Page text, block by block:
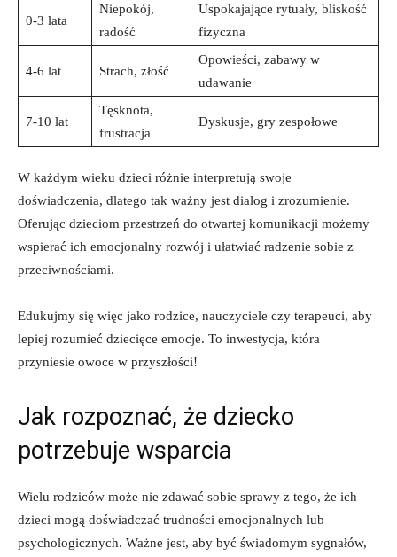
0-3 lata
Niepokój,
radość
Uspokajające rytuały, bliskość
fizyczna
4-6 lat Strach, złość
Opowieści, zabawy w
udawanie
7-10 lat
Tęsknota,
frustracja
Dyskusje, gry zespołowe
W każdym wieku dzieci różnie interpretują swoje
doświadczenia, dlatego tak ważny jest dialog i zrozumienie.
Oferując dzieciom przestrzeń do otwartej komunikacji możemy
wspierać ich emocjonalny rozwój i ułatwiać radzenie sobie z
przeciwnościami.
Edukujmy się więc jako rodzice, nauczyciele czy terapeuci, aby
lepiej rozumieć dziecięce emocje. To inwestycja, która
przyniesie owoce w przyszłości!
Jak rozpoznać, że dziecko
potrzebuje wsparcia
Wielu rodziców może nie zdawać sobie sprawy z tego, że ich
dzieci mogą doświadczać trudności emocjonalnych lub
psychologicznych. Ważne jest, aby być świadomym sygnałów,